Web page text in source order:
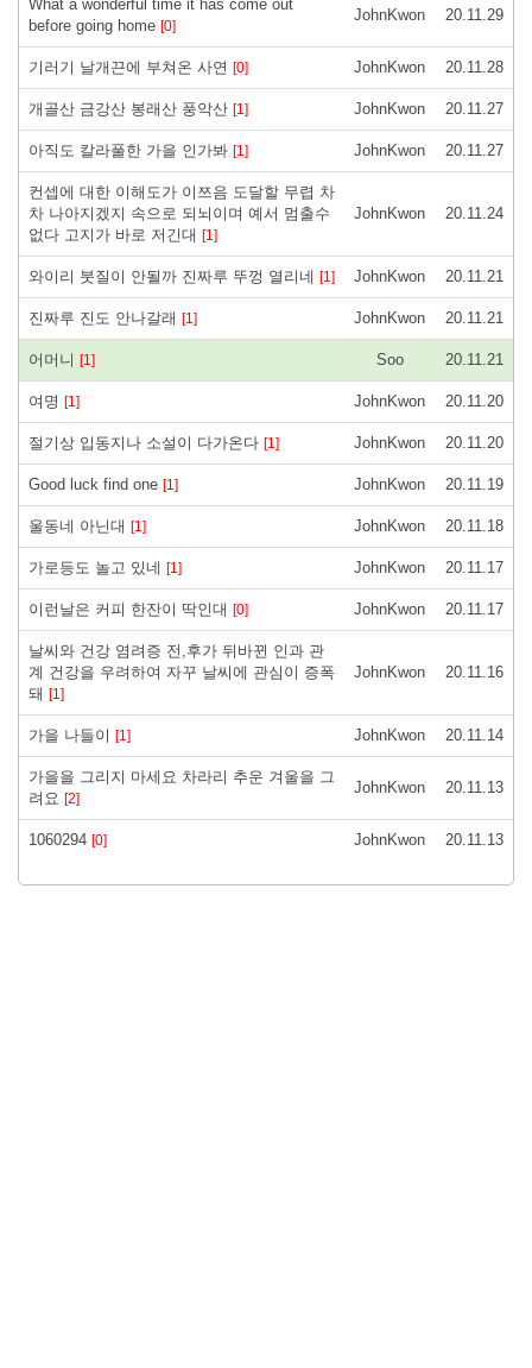
What a wonderful time it has come out
before going home [0]
JohnKwon 20.11.29
기러기 날개끈에 부쳐온 사연 [0] JohnKwon 20.11.28
개골산 금강산 봉래산 풍악산 [1] JohnKwon 20.11.27
아직도 칼라풀한 가을 인가봐 [1] JohnKwon 20.11.27
컨셉에 대한 이해도가 이쯔음 도달할 무렵 차
차 나아지겠지 속으로 되뇌이며 예서 멈출수
없다 고지가 바로 저긴대 [1]
JohnKwon 20.11.24
와이리 붓질이 안될까 진짜루 뚜껑 열리네 [1] JohnKwon 20.11.21
진짜루 진도 안나갈래 [1] JohnKwon 20.11.21
어머니 [1] Soo 20.11.21
여명 [1] JohnKwon 20.11.20
절기상 입동지나 소설이 다가온다 [1] JohnKwon 20.11.20
Good luck find one [1] JohnKwon 20.11.19
울동네 아닌대 [1] JohnKwon 20.11.18
가로등도 놀고 있네 [1] JohnKwon 20.11.17
이런날은 커피 한잔이 딱인대 [0] JohnKwon 20.11.17
날씨와 건강 염려증 전,후가 뒤바뀐 인과 관
계 건강을 우려하여 자꾸 날씨에 관심이 증폭
돼 [1]
JohnKwon 20.11.16
가을 나들이 [1] JohnKwon 20.11.14
가을을 그리지 마세요 차라리 추운 겨울을 그
려요 [2]
JohnKwon 20.11.13
1060294 [0] JohnKwon 20.11.13